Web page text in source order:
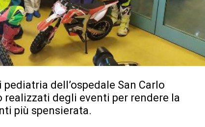
dell’ospedale San Carlo
degli eventi per rendere la
più spensierata.